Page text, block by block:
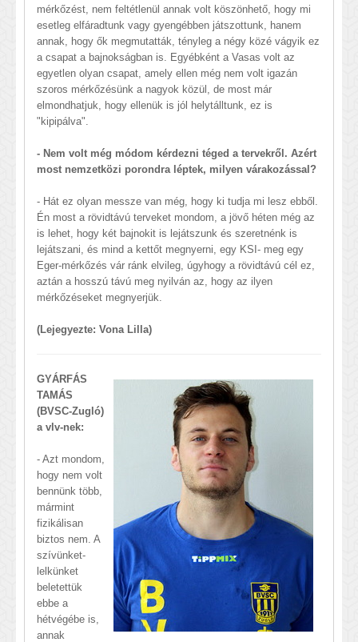
mérkőzést, nem feltétlenül annak volt köszönhető, hogy mi
esetleg elfáradtunk vagy gyengébben játszottunk, hanem
annak, hogy ők megmutatták, tényleg a négy közé vágyik ez
a csapat a bajnokságban is. Egyébként a Vasas volt az
egyetlen olyan csapat, amely ellen még nem volt igazán
szoros mérkőzésünk a nagyok közül, de most már
elmondhatjuk, hogy ellenük is jól helytálltunk, ez is
"kipipálva".
- Nem volt még módom kérdezni téged a tervekről. Azért
most nemzetközi porondra léptek, milyen várakozással?
- Hát ez olyan messze van még, hogy ki tudja mi lesz ebből.
Én most a rövidtávú terveket mondom, a jövő héten még az
is lehet, hogy két bajnokit is lejátszunk és szeretnénk is
lejátszani, és mind a kettőt megnyerni, egy KSI- meg egy
Eger-mérkőzés vár ránk elvileg, úgyhogy a rövidtávú cél ez,
aztán a hosszú távú meg nyilván az, hogy az ilyen
mérkőzéseket megnyerjük.
(Lejegyezte: Vona Lilla)
GYÁRFÁS
TAMÁS
(BVSC-Zugló)
a vlv-nek:
- Azt mondom,
hogy nem volt
bennünk több,
mármint
fizikálisan
biztos nem. A
szívünket-
lelkünket
beletettük
ebbe a
hétvégébe is,
annak